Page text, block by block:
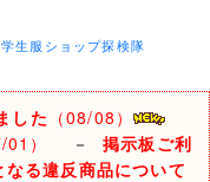
生服ショップ探検隊
した （08/08）
01） －掲示板ご利
なる違反商品について